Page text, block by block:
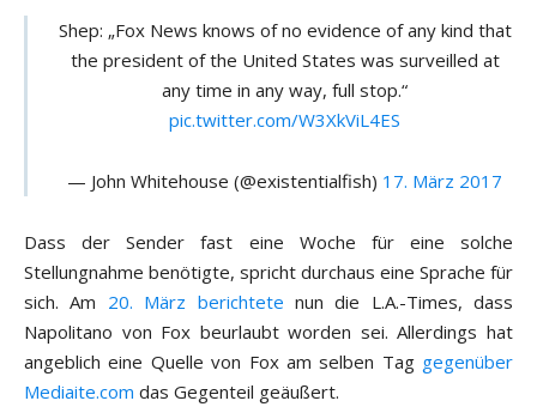
Shep: „Fox News knows of no evidence of any kind that
the president of the United States was surveilled at
any time in any way, full stop.“
pic.twitter.com/W3XkViL4ES
— John Whitehouse (@existentialfish) 17. März 2017
Dass der Sender fast eine Woche für eine solche
Stellungnahme benötigte, spricht durchaus eine Sprache für
sich. Am 20. März berichtete nun die L.A.-Times, dass
Napolitano von Fox beurlaubt worden sei. Allerdings hat
angeblich eine Quelle von Fox am selben Tag gegenüber
Mediaite.com das Gegenteil geäußert.